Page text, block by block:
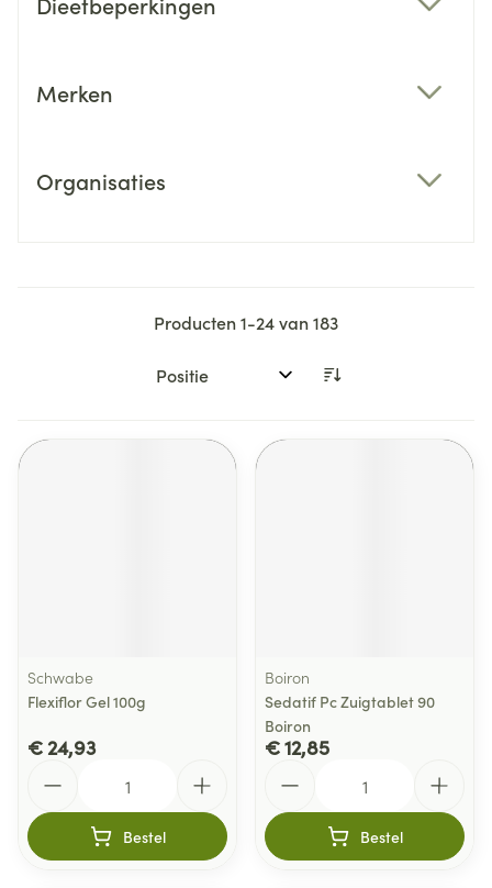
Merken
Organisaties
Producten1-24van183
Sorteer op:
Schwabe
Flexiflor Gel 100g
€ 24,93
Bestel
Boiron
Sedatif Pc Zuigtablet 90
Boiron
€ 12,85
Bestel